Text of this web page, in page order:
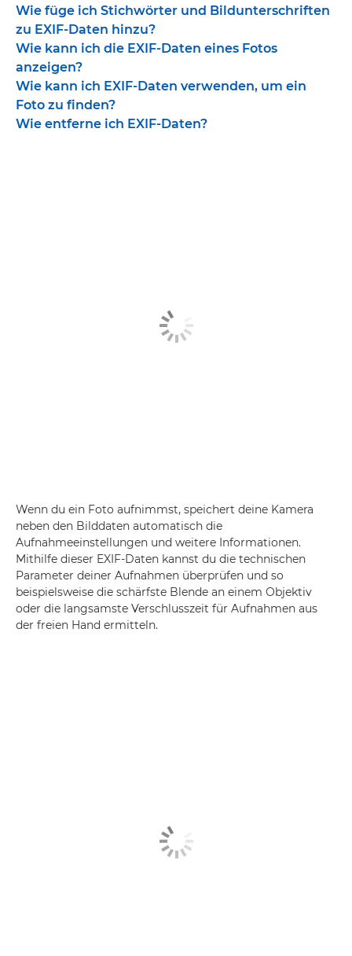
Wie füge ich Stichwörter und Bildunterschriften
zu EXIF-Daten hinzu?
Wie kann ich die EXIF-Daten eines Fotos
anzeigen?
Wie kann ich EXIF-Daten verwenden, um ein
Foto zu finden?
Wie entferne ich EXIF-Daten?
Wenn du ein Foto aufnimmst, speichert deine Kamera
neben den Bilddaten automatisch die
Aufnahmeeinstellungen und weitere Informationen.
Mithilfe dieser EXIF-Daten kannst du die technischen
Parameter deiner Aufnahmen überprüfen und so
beispielsweise die schärfste Blende an einem Objektiv
oder die langsamste Verschlusszeit für Aufnahmen aus
der freien Hand ermitteln.